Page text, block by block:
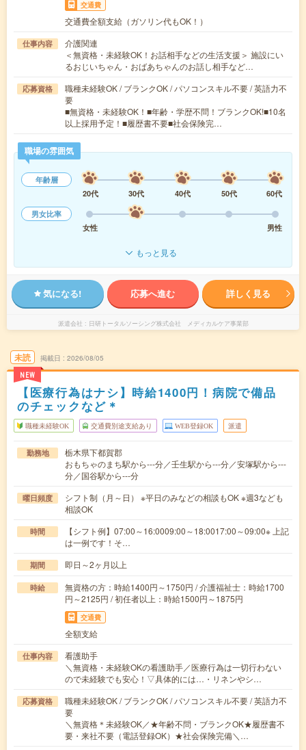
交通費
交通費全額支給（ガソリン代もOK！）
仕事内容
介護関連
＜無資格・未経験OK！お話相手などの生活支援＞ 施設にい
るおじいちゃん・おばあちゃんのお話し相手など…
応募資格
職種未経験OK / ブランクOK / パソコンスキル不要 / 英語力不
要
■無資格・未経験OK！■年齢・学歴不問！ブランクOK!■10名
以上採用予定！■履歴書不要■社会保険完…
職場の雰囲気
年齢層
20代
30代 40代 50代
60代
男女比率
女性
男性
もっと見る
気になる! 応募へ進む 詳しく見る
派遣会社 日研トータルソーシング株式会社 メディカルケア事業部
未読
NEW
掲載日 2026/08/05
【医療行為はナシ】時給1400円！病院で備品
のチェックなど＊
職種未経験OK 交通費別途支給あり WEB登録OK 派遣
勤務地
栃木県下都賀郡
おもちゃのまち駅から---分／壬生駅から---分／安塚駅から---
分／国谷駅から---分
曜日頻度
シフト制（月～日） ※平日のみなどの相談もOK ※週3なども
相談OK
時間
【シフト例】07:00～16:0009:00～18:0017:00～09:00※ 上記
は一例です！そ…
期間 即日～2ヶ月以上
時給
無資格の方：時給1400円～1750円 / 介護福祉士：時給1700
円～2125円 / 初任者以上：時給1500円～1875円
交通費
全額支給
仕事内容
看護助手
＼無資格・未経験OKの看護助手／医療行為は一切行わない
ので未経験でも安心！▽具体的には…・リネンやシ…
応募資格
職種未経験OK / ブランクOK / パソコンスキル不要 / 英語力不
要
＼無資格＊未経験OK／★年齢不問・ブランクOK★履歴書不
要・来社不要（電話登録OK）★社会保険完備＼…